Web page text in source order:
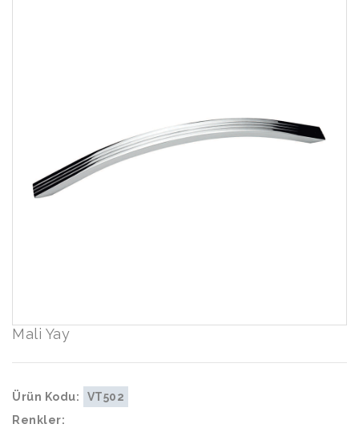
Mali Yay
Ürün Kodu:
VT502
Renkler: